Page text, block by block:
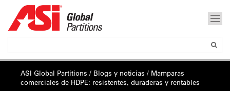
ASI Global Partitions / Blogs y noticias / Mamparas
comerciales de HDPE: resistentes, duraderas y rentables